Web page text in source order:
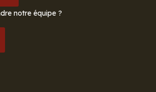
notre équipe ?